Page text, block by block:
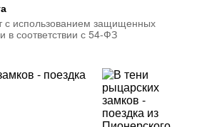
с использованием защищенных
в соответствии с 54-ФЗ